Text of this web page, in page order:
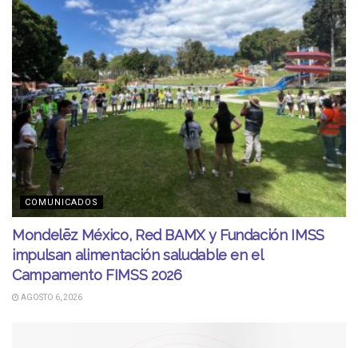
COMUNICADOS
Mondelēz México, Red BAMX y Fundación IMSS
impulsan alimentación saludable en el
Campamento FIMSS 2026
AGOSTO 6, 2026